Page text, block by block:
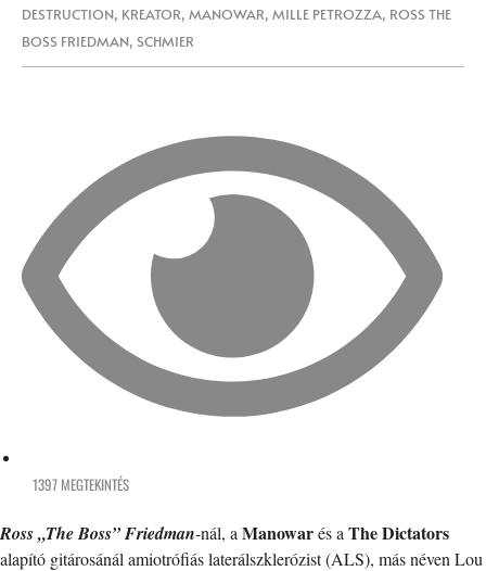
DESTRUCTION, KREATOR, MANOWAR, MILLE PETROZZA, ROSS THE
BOSS FRIEDMAN, SCHMIER
1397 MEGTEKINTÉS
Ross „The Boss” Friedman-nál, a Manowarés a The Dictators
alapító gitárosánál amiotrófiás laterálszklerózist (ALS), más néven Lou